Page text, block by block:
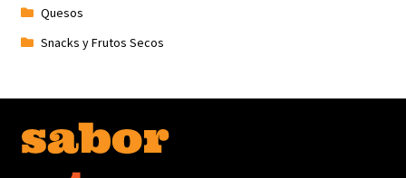
Quesos
Snacks y Frutos Secos